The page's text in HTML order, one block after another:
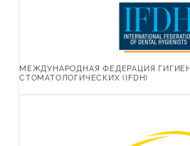
МЕЖДУНАРОДНАЯ ФЕДЕРАЦИЯ
СТОМАТОЛОГИЧЕСКИХ (IFDH)